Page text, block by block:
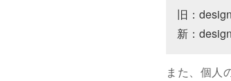
旧：
新：
また、個人